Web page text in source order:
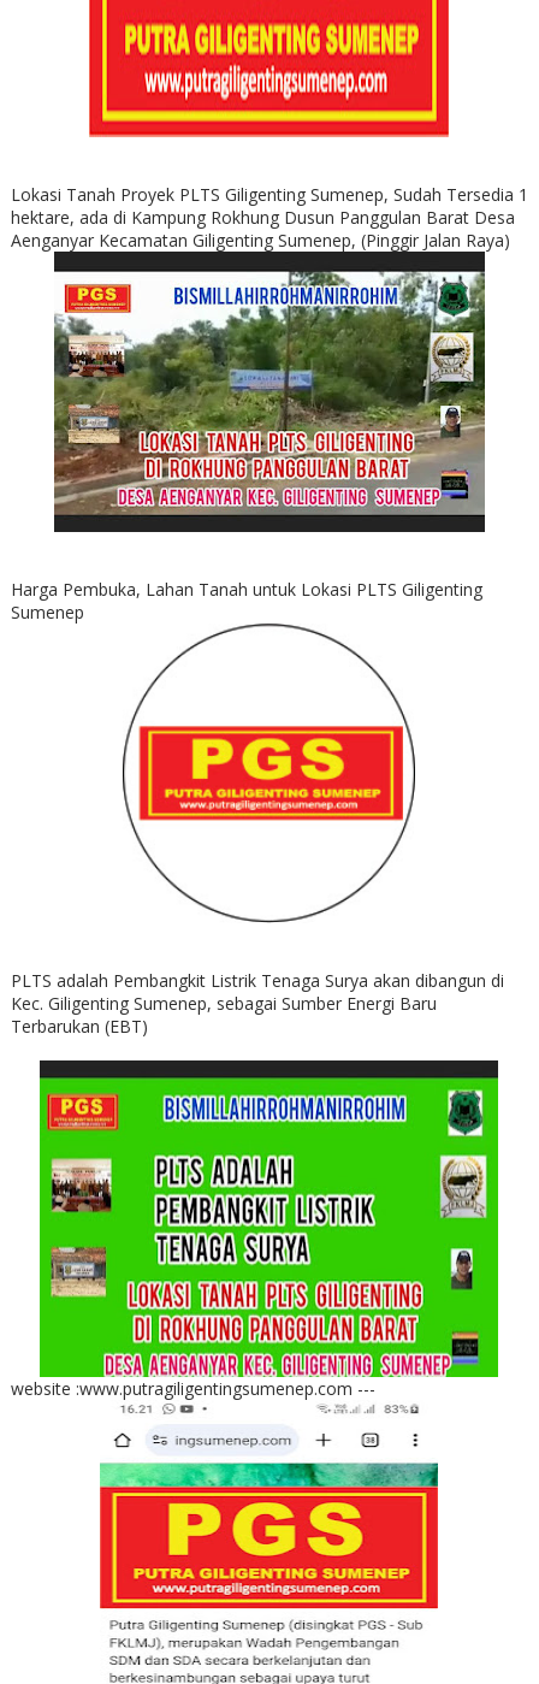
Lokasi Tanah Proyek PLTS Giligenting Sumenep, Sudah Tersedia 1
hektare, ada di Kampung Rokhung Dusun Panggulan Barat Desa
Aenganyar Kecamatan Giligenting Sumenep, (Pinggir Jalan Raya)
Harga Pembuka, Lahan Tanah untuk Lokasi PLTS Giligenting
Sumenep
PLTS adalah Pembangkit Listrik Tenaga Surya akan dibangun di
Kec. Giligenting Sumenep, sebagai Sumber Energi Baru
Terbarukan (EBT)
website :www.putragiligentingsumenep.com ---